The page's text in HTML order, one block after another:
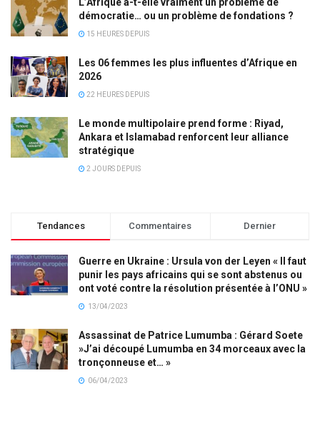
démocratie… ou un problème de fondations ?
15 HEURES DEPUIS
Les 06 femmes les plus influentes d’Afrique en
2026
22 HEURES DEPUIS
Le monde multipolaire prend forme : Riyad,
Ankara et Islamabad renforcent leur alliance
stratégique
2 JOURS DEPUIS
Tendances Commentaires Dernier
Guerre en Ukraine : Ursula von der Leyen « Il faut
punir les pays africains qui se sont abstenus ou
ont voté contre la résolution présentée à l’ONU »
13/04/2023
Assassinat de Patrice Lumumba : Gérard Soete
»J’ai découpé Lumumba en 34 morceaux avec la
tronçonneuse et… »
06/04/2023